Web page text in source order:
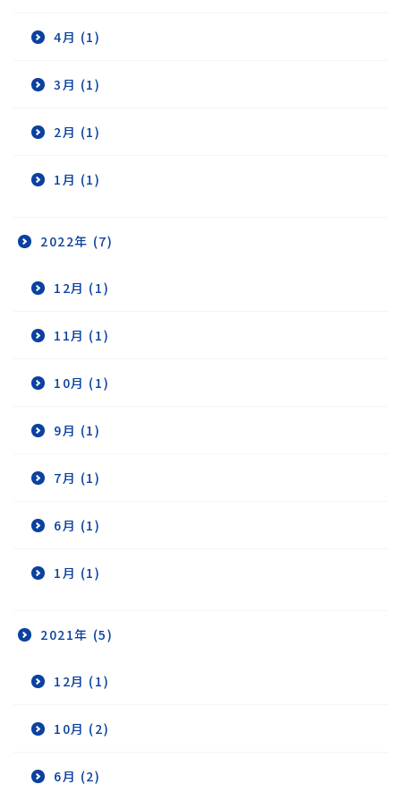
4月 (1)
3月 (1)
2月 (1)
1月 (1)
2022年 (7)
12月 (1)
11月 (1)
10月 (1)
9月 (1)
7月 (1)
6月 (1)
1月 (1)
2021年 (5)
12月 (1)
10月 (2)
6月 (2)